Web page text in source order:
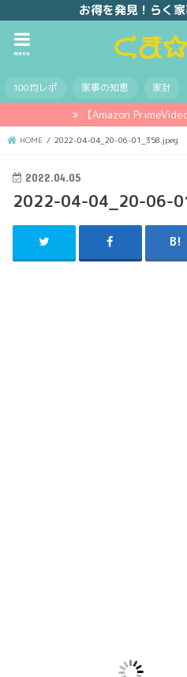
お得を発見！らく
menu
100均レポ 家事の知恵 家計
【Amazon
HOME 2022-04-04_20-06-01_358.jpeg
2022.04.05
2022-04-04_20-06-